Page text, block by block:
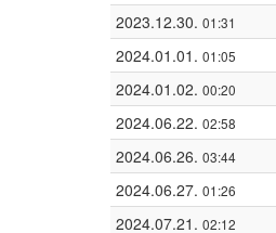
2023.12.30. 01:31
2024.01.01. 01:05
2024.01.02. 00:20
2024.06.22. 02:58
2024.06.26. 03:44
2024.06.27. 01:26
2024.07.21. 02:12